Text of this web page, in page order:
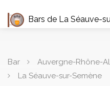
Bars de La Séauve-
Bar Auvergne-Rhône-
La Séauve-sur-Semène